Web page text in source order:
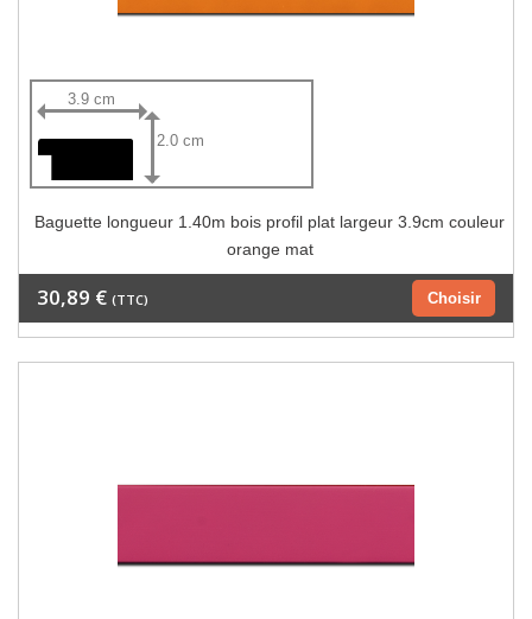
3.9 cm
2.0 cm
Baguette longueur 1.40m bois profil plat largeur 3.9cm couleur
orange mat
Choisir
30,89 € (TTC)